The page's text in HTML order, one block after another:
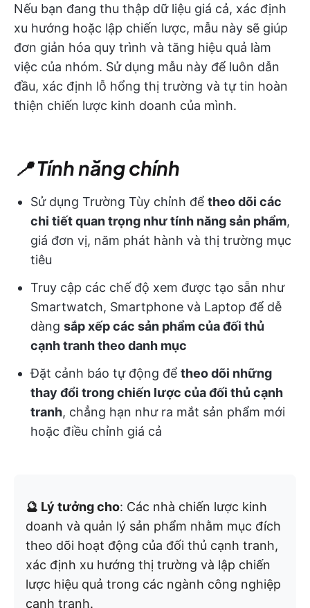
Nếu bạn đang thu thập dữ liệu giá cả, xác định
xu hướng hoặc lập chiến lược, mẫu này sẽ giúp
đơn giản hóa quy trình và tăng hiệu quả làm
việc của nhóm. Sử dụng mẫu này để luôn dẫn
đầu, xác định lỗ hổng thị trường và tự tin hoàn
thiện chiến lược kinh doanh của mình.
📍 Tính năng chính
Sử dụng Trường Tùy chỉnh để theo dõi các
chi tiết quan trọng như tính năng sản phẩm,
giá đơn vị, năm phát hành và thị trường mục
tiêu
Truy cập các chế độ xem được tạo sẵn như
Smartwatch, Smartphone và Laptop để dễ
dàng sắp xếp các sản phẩm của đối thủ
cạnh tranh theo danh mục
Đặt cảnh báo tự động để theo dõi những
thay đổi trong chiến lược của đối thủ cạnh
tranh, chẳng hạn như ra mắt sản phẩm mới
hoặc điều chỉnh giá cả
🔮 Lý tưởng cho: Các nhà chiến lược kinh
doanh và quản lý sản phẩm nhằm mục đích
theo dõi hoạt động của đối thủ cạnh tranh,
xác định xu hướng thị trường và lập chiến
lược hiệu quả trong các ngành công nghiệp
cạnh tranh.